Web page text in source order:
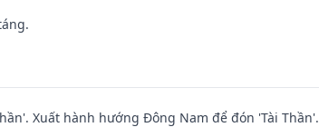
Xuất hành hướng Đông Nam để đón 'Tài Thần'.